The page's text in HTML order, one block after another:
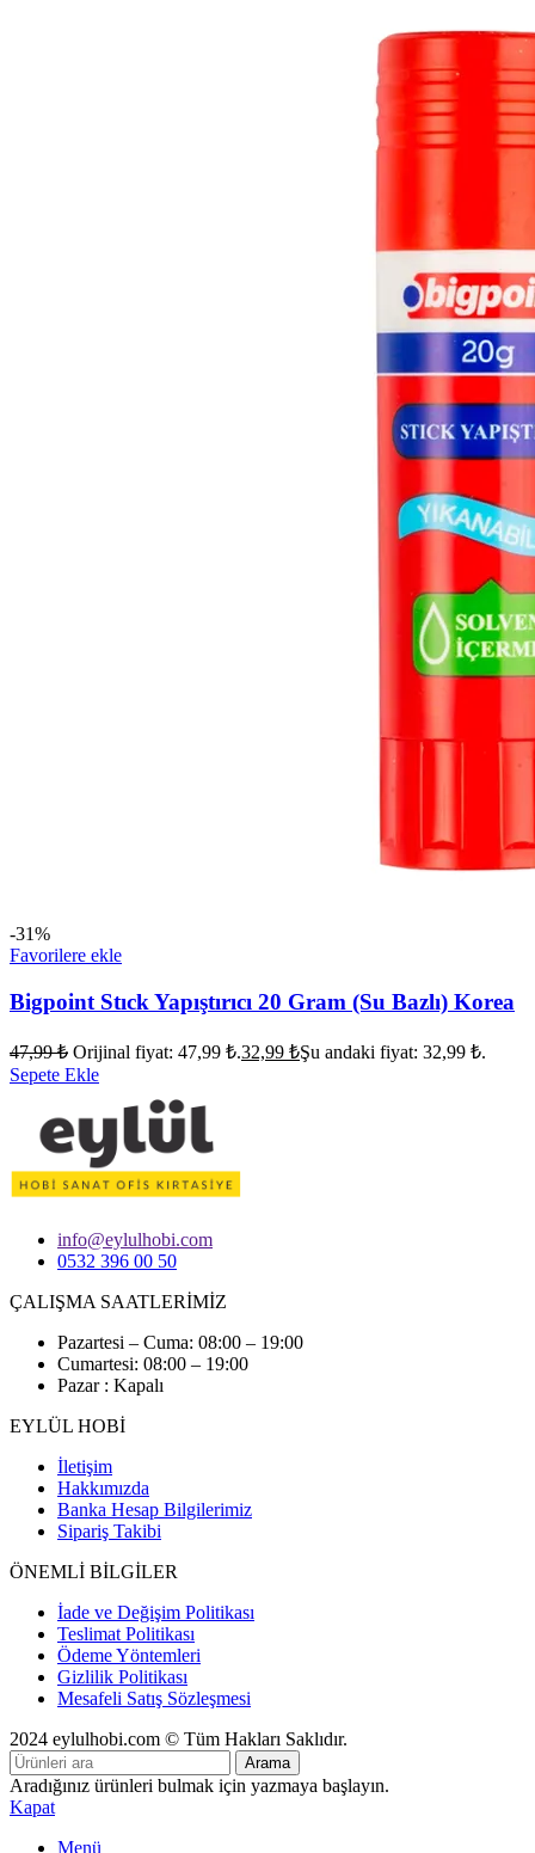
-31%
Favorilere ekle
Bigpoint Stıck Yapıştırıcı 20 Gram (Su Bazlı) Korea
47,99₺ Orijinal fiyat: 47,99 ₺.32,99 ₺Şu andaki fiyat: 32,99 ₺.
Sepete Ekle
info@eylulhobi.com
0532 396 00 50
ÇALIŞMA SAATLERİMİZ
Pazartesi – Cuma: 08:00 – 19:00
Cumartesi: 08:00 – 19:00
Pazar : Kapalı
EYLÜL HOBİ
İletişim
Hakkımızda
Banka Hesap Bilgilerimiz
Sipariş Takibi
ÖNEMLİ BİLGİLER
İade ve Değişim Politikası
Teslimat Politikası
Ödeme Yöntemleri
Gizlilik Politikası
Mesafeli Satış Sözleşmesi
2024 eylulhobi.com © Tüm Hakları Saklıdır.
Arama
Aradığınız ürünleri bulmak için yazmaya başlayın.
Kapat
Menü